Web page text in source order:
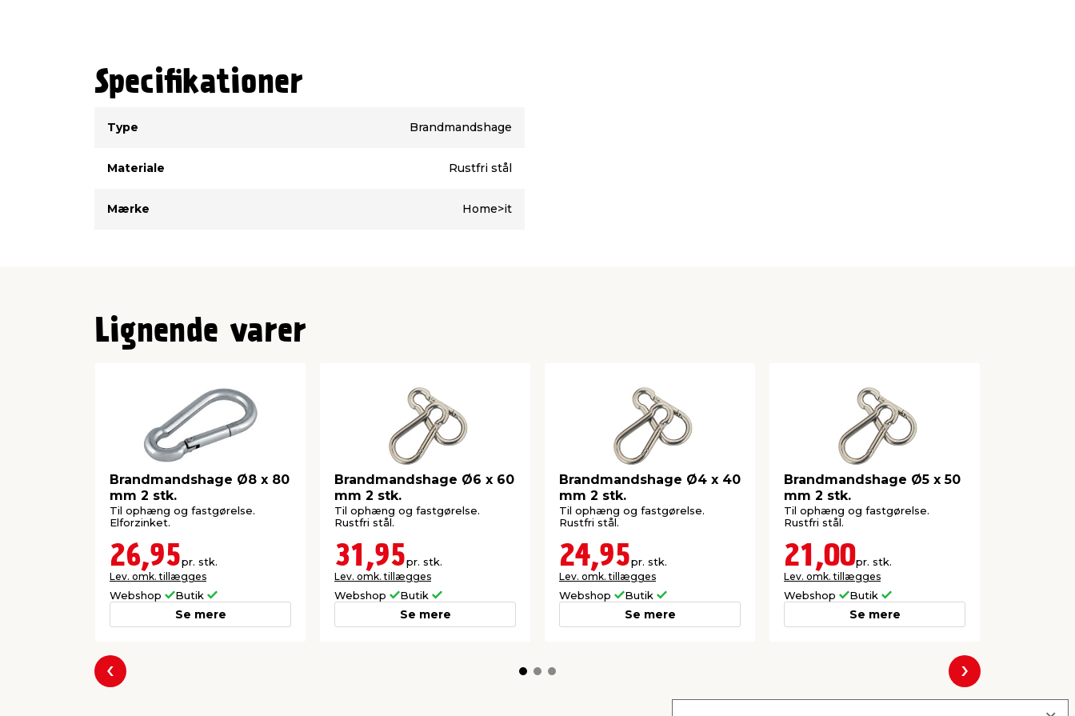
Specifikationer
Type
Brandmandshage
Materiale Rustfri stål
Mærke Home>it
Lignende varer
Brandmandshage Ø8 x 80
mm 2 stk.
Til ophæng og fastgørelse.
Elforzinket.
26,95pr. stk.
Lev. omk. tillægges
Webshop Butik
Se mere
Brandmandshage Ø6 x 60
mm 2 stk.
Til ophæng og fastgørelse.
Rustfri stål.
31,95pr. stk.
Lev. omk. tillægges
Webshop Butik
Se mere
Brandmandshage Ø4 x 40
mm 2 stk.
Til ophæng og fastgørelse.
Rustfri stål.
24,95pr. stk.
Lev. omk. tillægges
Webshop Butik
Se mere
Brandmandshage Ø5 x 50
mm 2 stk.
Til ophæng og fastgørelse.
Rustfri stål.
21,00pr. stk.
Lev. omk. tillægges
Webshop Butik
Se mere
Forrige Næste